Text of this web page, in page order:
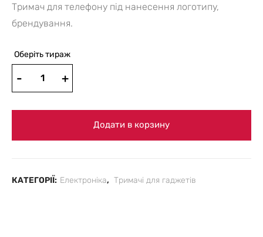
Тримач для телефону під нанесення логотипу,
брендування.
Оберіть тираж
Додати в корзину
КАТЕГОРІЇ: Електроніка, Тримачі для гаджетів